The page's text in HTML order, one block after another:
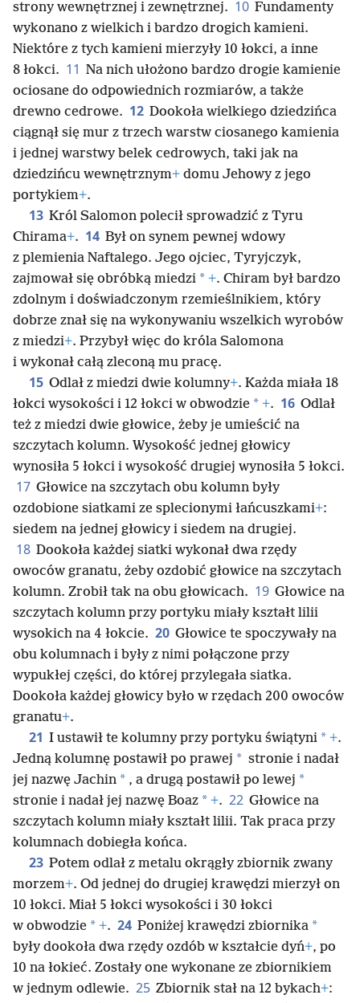
strony wewnętrznej i zewnętrznej. 10 Fundamenty
wykonano z wielkich i bardzo drogich kamieni.
Niektóre z tych kamieni mierzyły 10 łokci, a inne
8 łokci. 11 Na nich ułożono bardzo drogie kamienie
ociosane do odpowiednich rozmiarów, a także
drewno cedrowe. 12 Dookoła wielkiego dziedzińca
ciągnął się mur z trzech warstw ciosanego kamienia
i jednej warstwy belek cedrowych, taki jak na
dziedzińcu wewnętrznym+ domu Jehowy z jego
portykiem+.
13 Król Salomon polecił sprowadzić z Tyru
Chirama+. 14 Był on synem pewnej wdowy
z plemienia Naftalego. Jego ojciec, Tyryjczyk,
zajmował się obróbką miedzi * +. Chiram był bardzo
zdolnym i doświadczonym rzemieślnikiem, który
dobrze znał się na wykonywaniu wszelkich wyrobów
z miedzi+. Przybył więc do króla Salomona
i wykonał całą zleconą mu pracę.
15 Odlał z miedzi dwie kolumny+. Każda miała 18
łokci wysokości i 12 łokci w obwodzie * +. 16 Odlał
też z miedzi dwie głowice, żeby je umieścić na
szczytach kolumn. Wysokość jednej głowicy
wynosiła 5 łokci i wysokość drugiej wynosiła 5 łokci.
17 Głowice na szczytach obu kolumn były
ozdobione siatkami ze splecionymi łańcuszkami+:
siedem na jednej głowicy i siedem na drugiej.
18 Dookoła każdej siatki wykonał dwa rzędy
owoców granatu, żeby ozdobić głowice na szczytach
kolumn. Zrobił tak na obu głowicach. 19 Głowice na
szczytach kolumn przy portyku miały kształt lilii
wysokich na 4 łokcie. 20 Głowice te spoczywały na
obu kolumnach i były z nimi połączone przy
wypukłej części, do której przylegała siatka.
Dookoła każdej głowicy było w rzędach 200 owoców
granatu+.
21 I ustawił te kolumny przy portyku świątyni * +.
Jedną kolumnę postawił po prawej * stronie i nadał
jej nazwę Jachin * , a drugą postawił po lewej *
stronie i nadał jej nazwę Boaz * +. 22 Głowice na
szczytach kolumn miały kształt lilii. Tak praca przy
kolumnach dobiegła końca.
23 Potem odlał z metalu okrągły zbiornik zwany
morzem+. Od jednej do drugiej krawędzi mierzył on
10 łokci. Miał 5 łokci wysokości i 30 łokci
w obwodzie * +. 24 Poniżej krawędzi zbiornika *
były dookoła dwa rzędy ozdób w kształcie dyń+, po
10 na łokieć. Zostały one wykonane ze zbiornikiem
w jednym odlewie. 25 Zbiornik stał na 12 bykach+: